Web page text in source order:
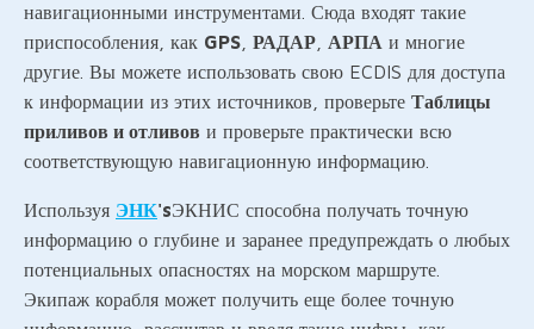
навигационными инструментами. Сюда входят такие
приспособления, как GPS РАДАР АРПА и многие
другие. Вы можете использовать свою ECDIS для доступа
к информации из этих источников, проверьте Таблицы
приливов и отливов и проверьте практически всю
соответствующую навигационную информацию.
Используя ЭНК'sЭКНИС способна получать точную
информацию о глубине и заранее предупреждать о любых
потенциальных опасностях на морском маршруте.
Экипаж корабля может получить еще более точную